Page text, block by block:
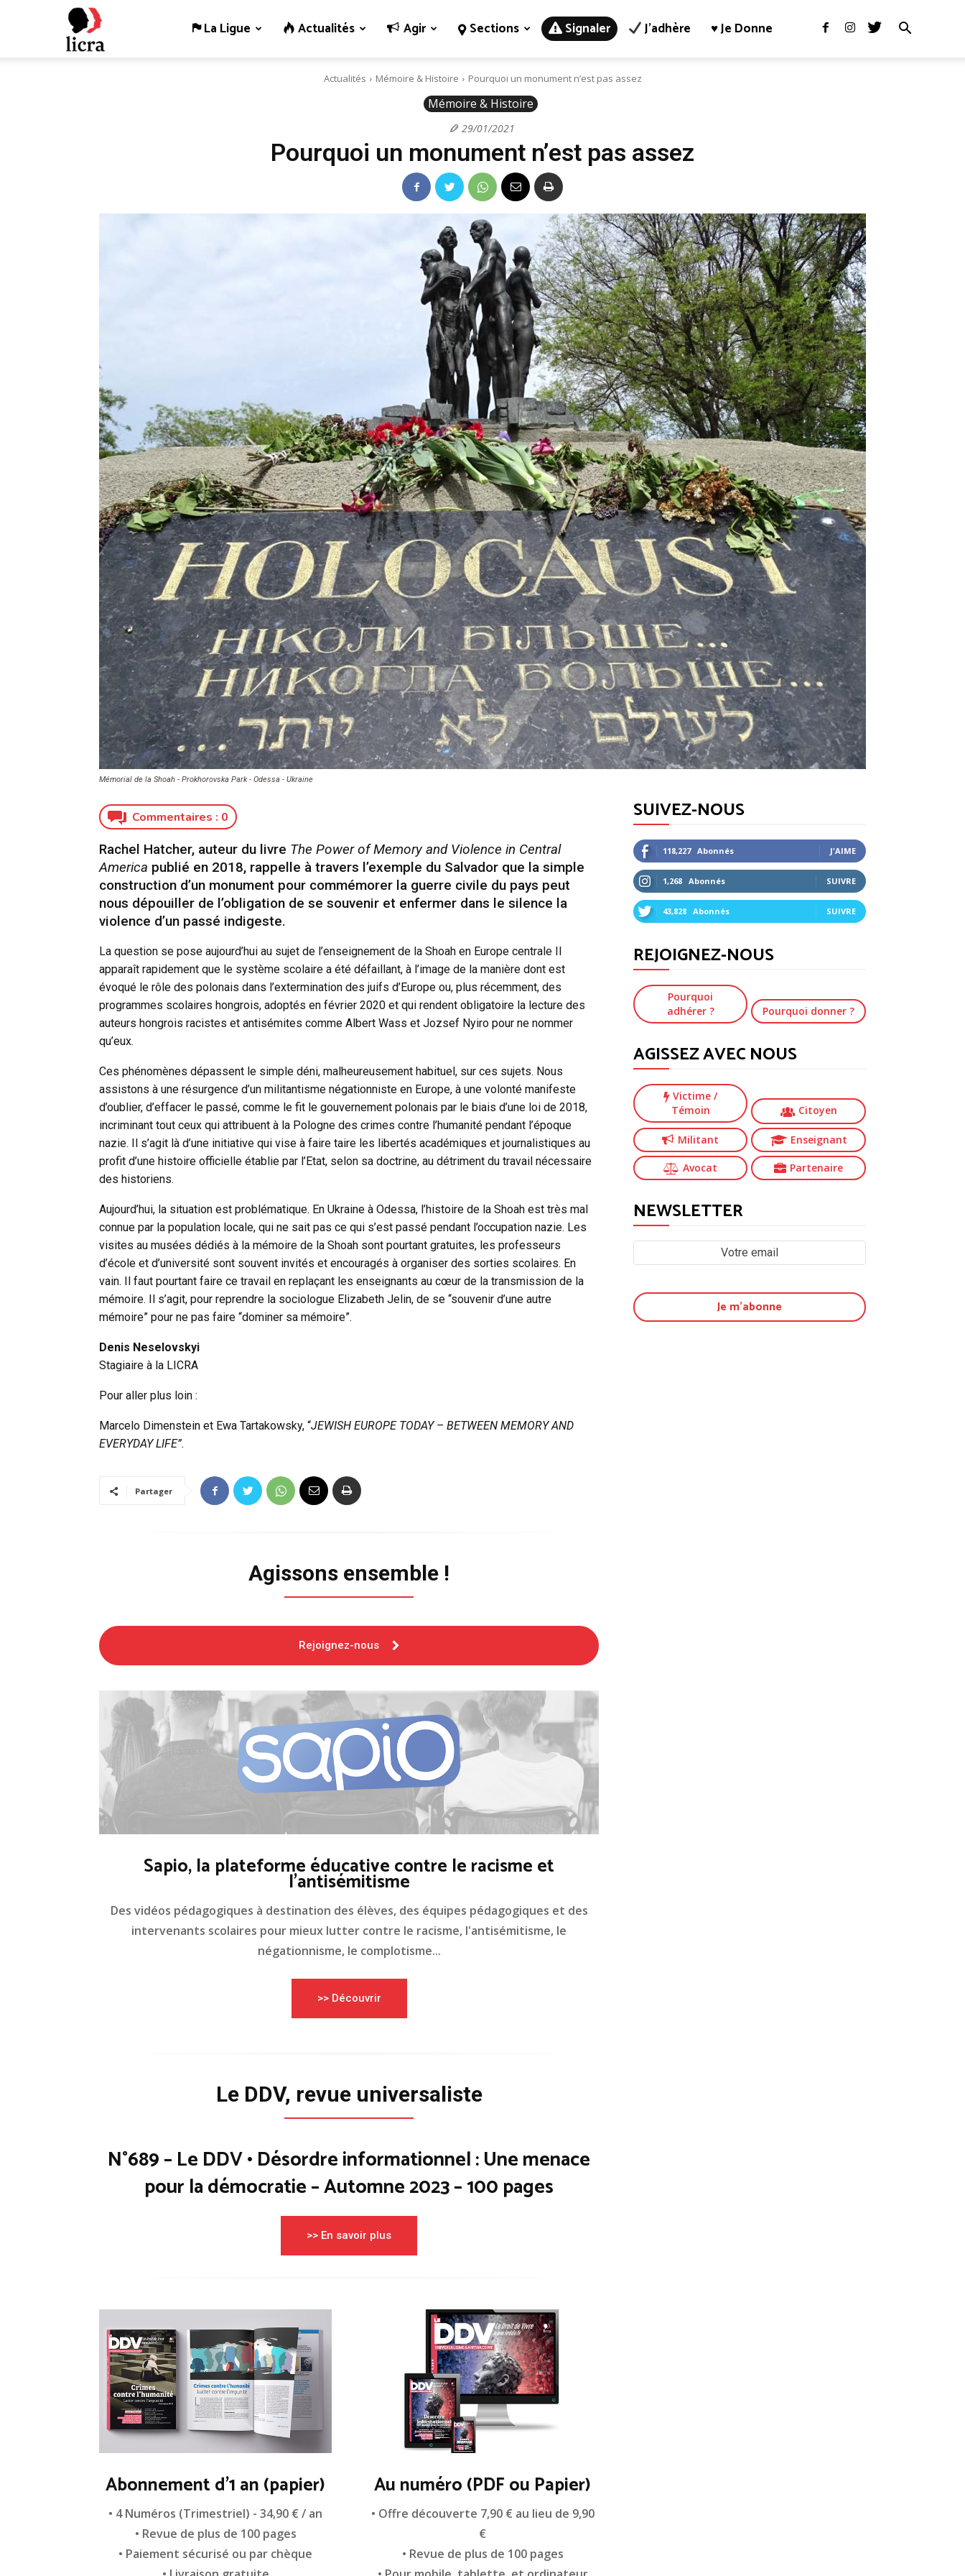
La Ligue Actualités Agir Sections Signaler J’adhère ♥ Je Donne
Actualités Mémoire & Histoire Pourquoi un monument n’est pas assez
Mémoire & Histoire
29/01/2021
Pourquoi un monument n’est pas assez
Mémorial de la Shoah - Prokhorovska Park - Odessa - Ukraine
Commentaires : 0
Rachel Hatcher, auteur du livre The Power of Memory and Violence in Central
America publié en 2018, rappelle à travers l’exemple du Salvador que la simple
construction d’un monument pour commémorer la guerre civile du pays peut
nous dépouiller de l’obligation de se souvenir et enfermer dans le silence la
violence d’un passé indigeste.
La question se pose aujourd’hui au sujet de l’enseignement de la Shoah en Europe centrale Il
apparaît rapidement que le système scolaire a été défaillant, à l’image de la manière dont est
évoqué le rôle des polonais dans l’extermination des juifs d’Europe ou, plus récemment, des
programmes scolaires hongrois, adoptés en février 2020 et qui rendent obligatoire la lecture des
auteurs hongrois racistes et antisémites comme Albert Wass et Jozsef Nyiro pour ne nommer
qu’eux.
Ces phénomènes dépassent le simple déni, malheureusement habituel, sur ces sujets. Nous
assistons à une résurgence d’un militantisme négationniste en Europe, à une volonté manifeste
d’oublier, d’effacer le passé, comme le fit le gouvernement polonais par le biais d’une loi de 2018,
incriminant tout ceux qui attribuent à la Pologne des crimes contre l’humanité pendant l’époque
nazie. Il s’agit là d’une initiative qui vise à faire taire les libertés académiques et journalistiques au
profit d’une histoire officielle établie par l’Etat, selon sa doctrine, au détriment du travail nécessaire
des historiens.
Aujourd’hui, la situation est problématique. En Ukraine à Odessa, l’histoire de la Shoah est très mal
connue par la population locale, qui ne sait pas ce qui s’est passé pendant l’occupation nazie. Les
visites au musées dédiés à la mémoire de la Shoah sont pourtant gratuites, les professeurs
d’école et d’université sont souvent invités et encouragés à organiser des sorties scolaires. En
vain. Il faut pourtant faire ce travail en replaçant les enseignants au cœur de la transmission de la
mémoire. Il s’agit, pour reprendre la sociologue Elizabeth Jelin, de se “souvenir d’une autre
mémoire” pour ne pas faire “dominer sa mémoire”.
Denis Neselovskyi
Stagiaire à la LICRA
Pour aller plus loin :
Marcelo Dimenstein et Ewa Tartakowsky, “JEWISH EUROPE TODAY – BETWEEN MEMORY AND
EVERYDAY LIFE”.
Partager
Agissons ensemble !
Rejoignez-nous
Sapio, la plateforme éducative contre le racisme et
l'antisémitisme
Des vidéos pédagogiques à destination des élèves, des équipes pédagogiques et des
intervenants scolaires pour mieux lutter contre le racisme, l'antisémitisme, le
négationnisme, le complotisme...
>> Découvrir
Le DDV, revue universaliste
N°689 – Le DDV • Désordre informationnel : Une menace
pour la démocratie – Automne 2023 – 100 pages
>> En savoir plus
Abonnement d'1 an (papier)
• 4 Numéros (Trimestriel) - 34,90 € / an
• Revue de plus de 100 pages
• Paiement sécurisé ou par chèque
Au numéro (PDF ou Papier)
• Offre découverte 7,90 € au lieu de 9,90
€
• Revue de plus de 100 pages
SUIVEZ-NOUS
118,227 Abonnés J'AIME
1,268 Abonnés SUIVRE
43,828 Abonnés SUIVRE
REJOIGNEZ-NOUS
Pourquoi
adhérer ?
Pourquoi donner ?
AGISSEZ AVEC NOUS
Victime/
Témoin
Citoyen
Militant Enseignant
Avocat Partenaire
NEWSLETTER